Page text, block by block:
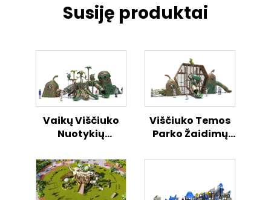
Susiję produktai
Vaikų Viščiuko
Nuotykių
Danguje Žaidimų
Aikštelė
Viščiuko Temos
Parko Žaidimų
Vaikų Veiklos